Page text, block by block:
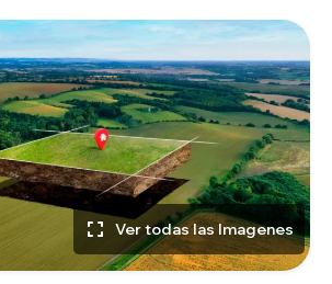
Ver todas las Imagenes